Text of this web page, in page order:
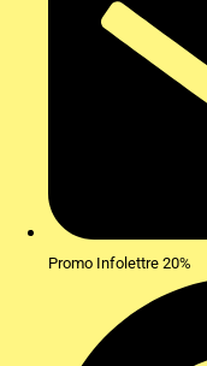
Promo Infolettre 20%